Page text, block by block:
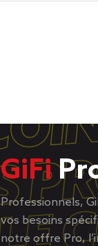
GiFi
Professionnels,
vos besoins
notre offre Pro,